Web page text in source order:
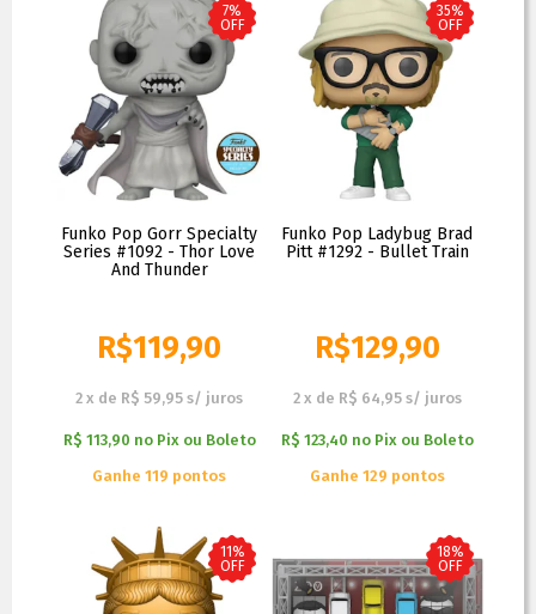
7%
OFF
Funko Pop Gorr Specialty
Series #1092 - Thor Love
And Thunder
R$119,90
2 x de R$ 59,95 s/ juros
R$ 113,90 no Pix ou Boleto
Ganhe 119 pontos
35%
OFF
Funko Pop Ladybug Brad
Pitt #1292 - Bullet Train
R$129,90
2 x de R$ 64,95 s/ juros
R$ 123,40 no Pix ou Boleto
Ganhe 129 pontos
11%
OFF
18%
OFF